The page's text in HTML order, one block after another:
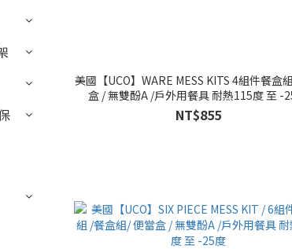
美國【UCO】WARE MESS KITS 4組件餐盒
盒 / 無雙酚A /戶外用餐具 耐熱115度 至 -
NT$855